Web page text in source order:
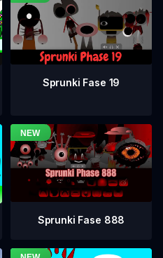
Sprunki Fase 19
Sprunki Fase 888